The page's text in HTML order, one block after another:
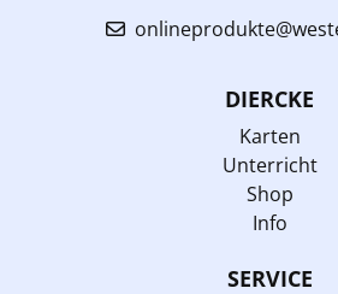
DIERCKE
Karten
Unterricht
Shop
Info
SERVICE